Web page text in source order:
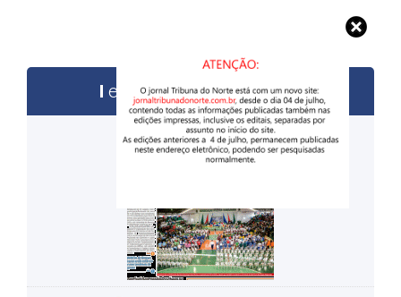
edições anteriores